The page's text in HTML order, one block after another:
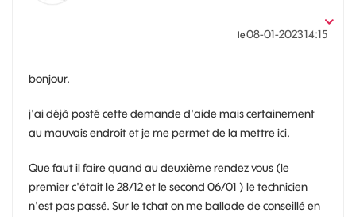
le‎08-01-202314:15
bonjour.
j'ai déjà posté cette demande d'aide mais certainement
au mauvais endroit et je me permet de la mettre ici.
Que faut il faire quand au deuxième rendez vous (le
premier c'était le 28/12 et le second 06/01 ) le technicien
n'est pas passé. Sur le tchat on me ballade de conseillé en